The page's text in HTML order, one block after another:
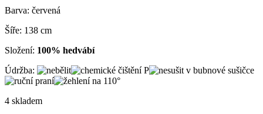
Barva: červená
Šíře: 138 cm
Složení: 100% hedvábí
Údržba:
4 skladem